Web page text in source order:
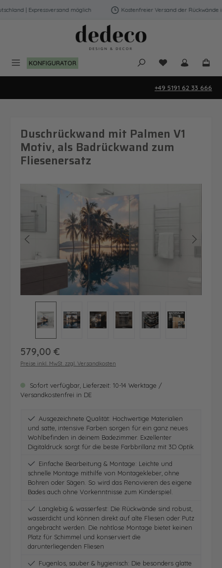
Zum Hauptinhalt springen
| Expressversand möglich Kostenfreier Versand der Rückwände in
KONFIGURATOR Du hast 0
+49 5191 62 33 666
Duschrückwand mit Palmen V1
Motiv, als Badrückwand zum
Fliesenersatz
Bildergalerie überspringen
Regulärer Preis:
579,00 €
Preise inkl. MwSt. zzgl. Versandkosten
Sofort verfügbar, Lieferzeit: 10-14 Werktage /
Versandkostenfrei in DE
Ausgezeichnete Qualität: Hochwertige Materialien
und satte, intensive Farben sorgen für ein ganz neues
Wohlbefinden in deinem Badezimmer. Exzellenter
Digitaldruck sorgt für die beste Farbbrillanz mit 3D Optik
Einfache Bearbeitung & Montage: Leichte und
schnelle Montage mithilfe von Montagekleber, ohne
Bohren oder Sägen. So wird das Renovieren des eigene
Bades auch ohne Vorkenntnisse zum Kinderspiel.
Langlebig & wasserfest: Die Rückwände sind robust,
wasserdicht und können direkt auf alte Fliesen oder Putz
angebracht werden. Die nahtlose Montage bietet keinen
Platz für Schimmel und konserviert die
darunterliegenden Fliesen
Fugenlos, sauber & hygienisch: Die besonders glatte